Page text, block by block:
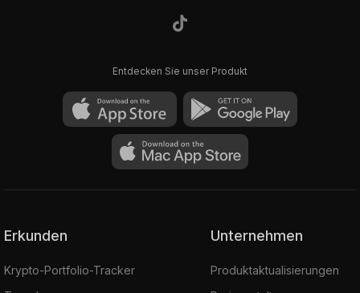
Entdecken Sie unser Produkt
Erkunden
Krypto-Portfolio-Tracker
Unternehmen
Produktaktualisierungen